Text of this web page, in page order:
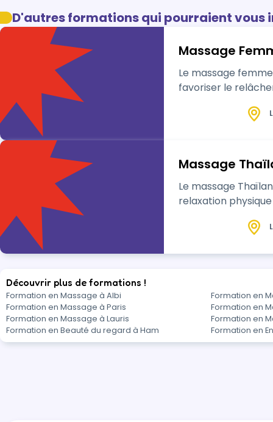
D'autres formations qui pourraient vous
Massage
Le massage
favoriser le
Massage
Le massage
relaxation
Découvrir plus de formations !
Formation en Massage à Albi Formation en
Formation en Massage à Paris
Formation en
Formation en Massage à Lauris
Formation en
Formation en Beauté du regard à Ham
Formation en